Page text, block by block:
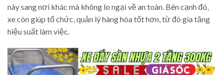
này sang nơi khác mà không lo ngại về an toàn. Bên cạnh đó,
xe còn giúp tổ chức, quản lý hàng hóa tốt hơn, từ đó gia tăng
hiệu suất làm việc.